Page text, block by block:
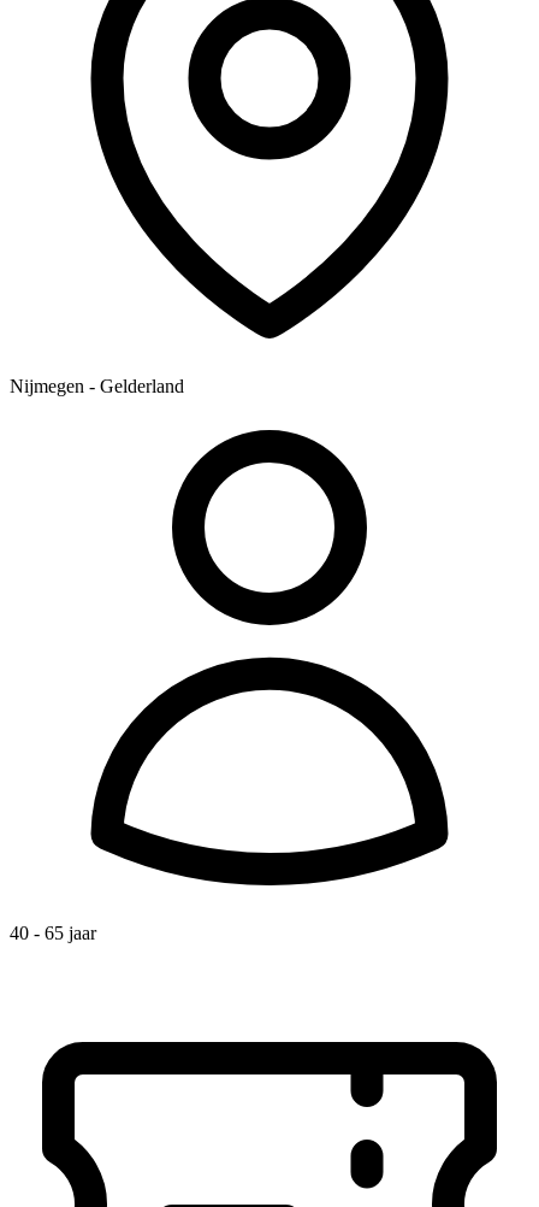
Nijmegen - Gelderland
40 - 65 jaar